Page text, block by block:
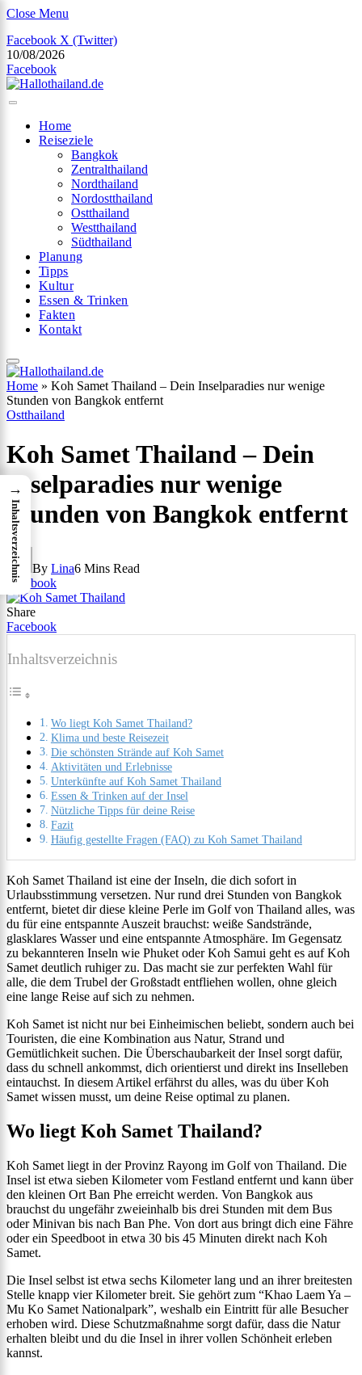
Close Menu
Facebook X (Twitter)
10/08/2026
Facebook
Home
Reiseziele
Bangkok
Zentralthailand
Nordthailand
Nordostthailand
Ostthailand
Westthailand
Südthailand
Planung
Tipps
Kultur
Essen & Trinken
Fakten
Kontakt
Home » Koh Samet Thailand – Dein Inselparadies nur wenige
Stunden von Bangkok entfernt
Ostthailand
Koh Samet Thailand – Dein
Inselparadies nur wenige
Stunden von Bangkok entfernt
By Lina6 Mins Read
Facebook
Share
Facebook
Inhaltsverzeichnis
Wo liegt Koh Samet Thailand?
Klima und beste Reisezeit
Die schönsten Strände auf Koh Samet
Aktivitäten und Erlebnisse
Unterkünfte auf Koh Samet Thailand
Essen & Trinken auf der Insel
Nützliche Tipps für deine Reise
Fazit
Häufig gestellte Fragen (FAQ) zu Koh Samet Thailand
Koh Samet Thailand ist eine der Inseln, die dich sofort in
Urlaubsstimmung versetzen. Nur rund drei Stunden von Bangkok
entfernt, bietet dir diese kleine Perle im Golf von Thailand alles, was
du für eine entspannte Auszeit brauchst: weiße Sandstrände,
glasklares Wasser und eine entspannte Atmosphäre. Im Gegensatz
zu bekannteren Inseln wie Phuket oder Koh Samui geht es auf Koh
Samet deutlich ruhiger zu. Das macht sie zur perfekten Wahl für
alle, die dem Trubel der Großstadt entfliehen wollen, ohne gleich
eine lange Reise auf sich zu nehmen.
Koh Samet ist nicht nur bei Einheimischen beliebt, sondern auch bei
Touristen, die eine Kombination aus Natur, Strand und
Gemütlichkeit suchen. Die Überschaubarkeit der Insel sorgt dafür,
dass du schnell ankommst, dich orientierst und direkt ins Inselleben
eintauchst. In diesem Artikel erfährst du alles, was du über Koh
Samet wissen musst, um deine Reise optimal zu planen.
Wo liegt Koh Samet Thailand?
Koh Samet liegt in der Provinz Rayong im Golf von Thailand. Die
Insel ist etwa sieben Kilometer vom Festland entfernt und kann über
den kleinen Ort Ban Phe erreicht werden. Von Bangkok aus
brauchst du ungefähr zweieinhalb bis drei Stunden mit dem Bus
oder Minivan bis nach Ban Phe. Von dort aus bringt dich eine Fähre
oder ein Speedboot in etwa 30 bis 45 Minuten direkt nach Koh
Samet.
Die Insel selbst ist etwa sechs Kilometer lang und an ihrer breitesten
Stelle knapp vier Kilometer breit. Sie gehört zum “Khao Laem Ya –
Mu Ko Samet Nationalpark”, weshalb ein Eintritt für alle Besucher
erhoben wird. Diese Schutzmaßnahme sorgt dafür, dass die Natur
erhalten bleibt und du die Insel in ihrer vollen Schönheit erleben
kannst.
→
Inhaltsverzeichnis